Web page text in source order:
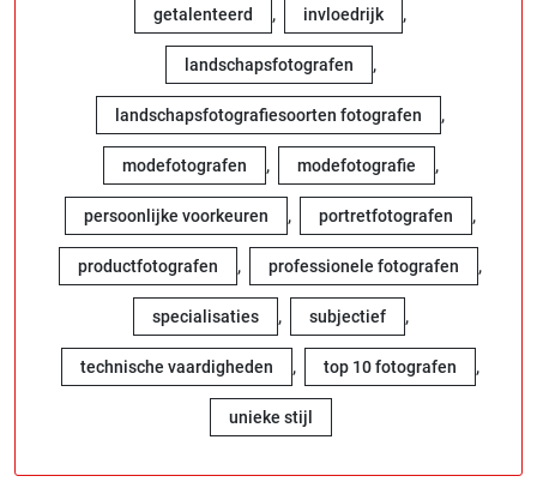
getalenteerd , invloedrijk ,
landschapsfotografen ,
landschapsfotografiesoorten fotografen ,
modefotografen , modefotografie ,
persoonlijke voorkeuren , portretfotografen ,
productfotografen , professionele fotografen ,
specialisaties , subjectief ,
technische vaardigheden , top 10 fotografen ,
unieke stijl